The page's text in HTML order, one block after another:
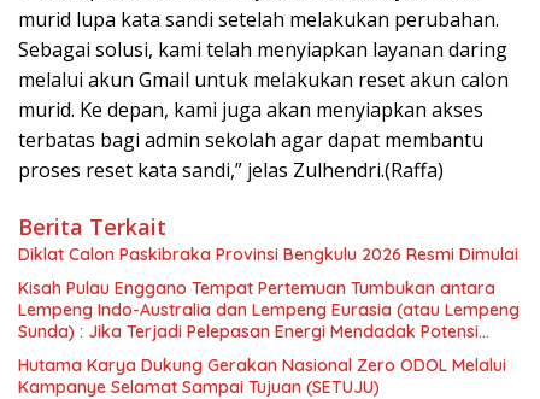
murid lupa kata sandi setelah melakukan perubahan.
Sebagai solusi, kami telah menyiapkan layanan daring
melalui akun Gmail untuk melakukan reset akun calon
murid. Ke depan, kami juga akan menyiapkan akses
terbatas bagi admin sekolah agar dapat membantu
proses reset kata sandi,” jelas Zulhendri.(Raffa)
Berita Terkait
Diklat Calon Paskibraka Provinsi Bengkulu 2026 Resmi Dimulai
Kisah Pulau Enggano Tempat Pertemuan Tumbukan antara
Lempeng Indo-Australia dan Lempeng Eurasia (atau Lempeng
Sunda) : Jika Terjadi Pelepasan Energi Mendadak Potensi
Gempa 8.4 SR dan Picu Tsunami 15 Meter
Hutama Karya Dukung Gerakan Nasional Zero ODOL Melalui
Kampanye Selamat Sampai Tujuan (SETUJU)